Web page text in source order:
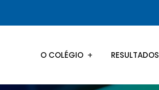
O COLÉGIO RESULTADOS